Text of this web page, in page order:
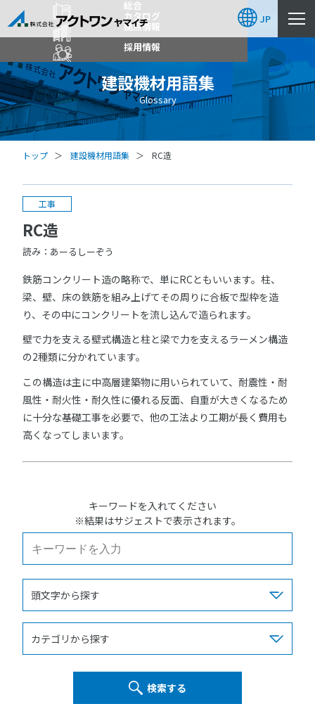
総合
カタログ
拠点情報
採用情報
JP
建設機材用語集
Glossary
トップ 建設機材用語集 RC造
工事
RC造
読み：あーるしーぞう
鉄筋コンクリート造の略称で、単にRCともいいます。柱、
梁、壁、床の鉄筋を組み上げてその周りに合板で型枠を造
り、その中にコンクリートを流し込んで造られます。
壁で力を支える壁式構造と柱と梁で力を支えるラーメン構造
の2種類に分かれています。
この構造は主に中高層建築物に用いられていて、耐震性・耐
風性・耐火性・耐久性に優れる反面、自重が大きくなるため
に十分な基礎工事を必要で、他の工法より工期が長く費用も
高くなってしまいます。
キーワードを入れてください
※結果はサジェストで表示されます。
検索する